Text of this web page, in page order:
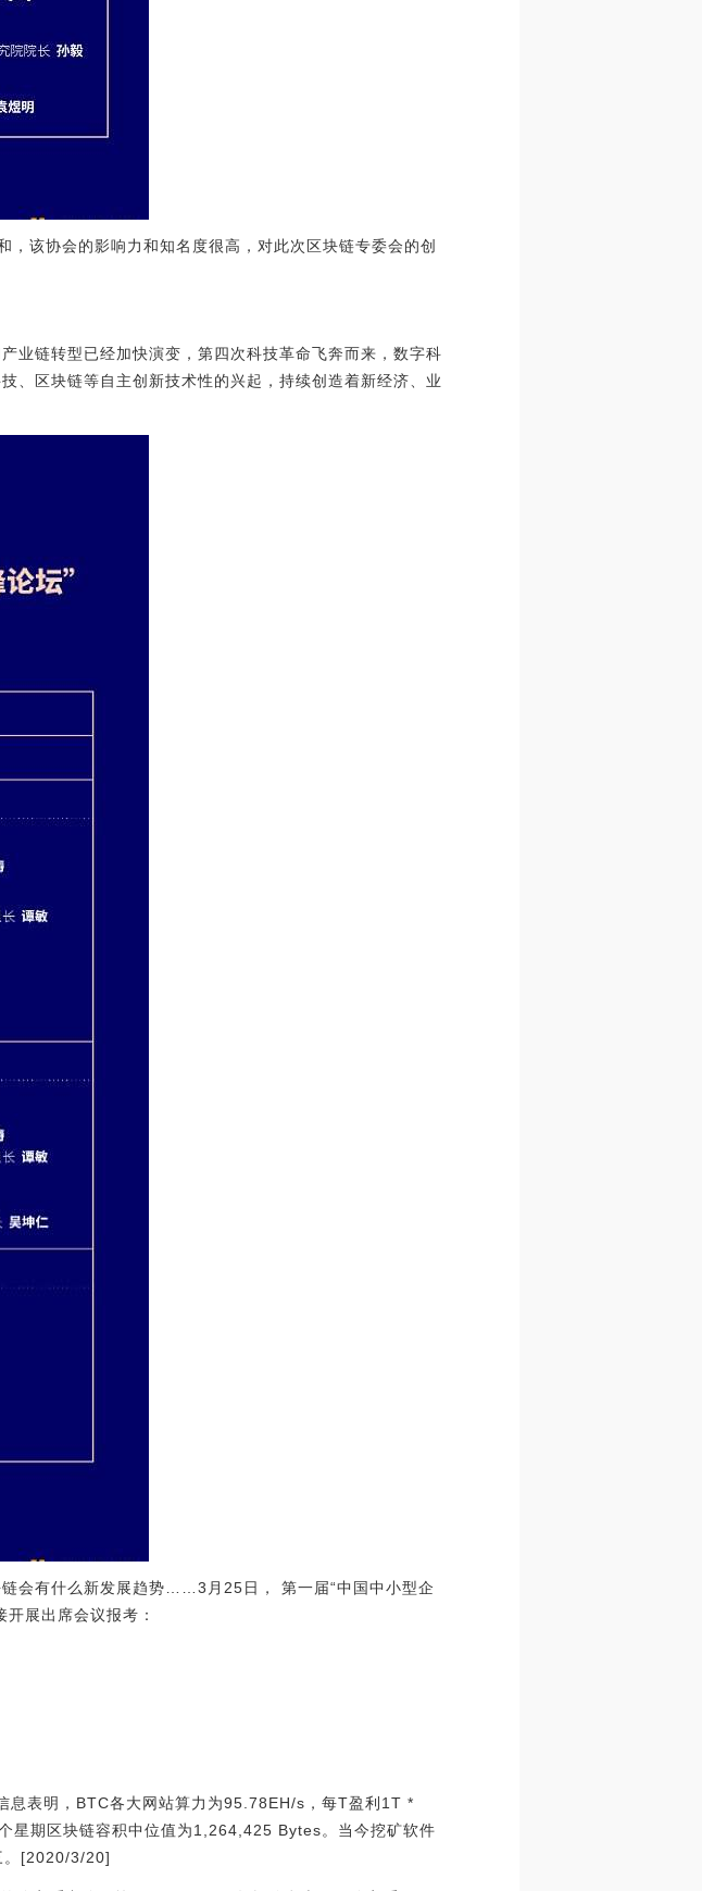
该协会的影响力和知名度很高，对此次区块链专委会的创
业链转型已经加快演变，第四次科技革命飞奔而来，数字科
、区块链等自主创新技术性的兴起，持续创造着新经济、业
会有什么新发展趋势……3月25日， 第一届“中国中小型企
展出席会议报考：
表明，BTC各大网站算力为95.78EH/s，每T盈利1T *
期区块链容积中位值为1,264,425 Bytes。当今挖矿软件
。[2020/3/20]